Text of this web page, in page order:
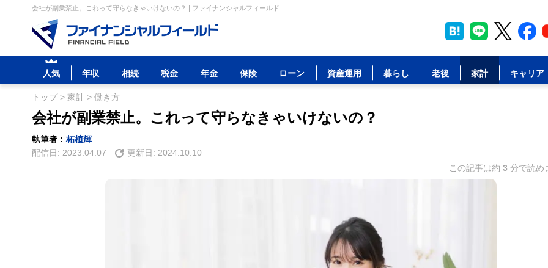
会社が副業禁止。これって守らなきゃいけないの？ | ファイナンシャルフィールド
人気 年収 相続 税金 年金 保険 ローン 資産運用 暮らし 老後 家計 キャリア
トップ> 家計 > 働き方
会社が副業禁止。これって守らなきゃいけないの？
執筆者 : 柘植輝
配信日: 2023.04.07 更新日: 2024.10.10
この記事は約 3 分で読め